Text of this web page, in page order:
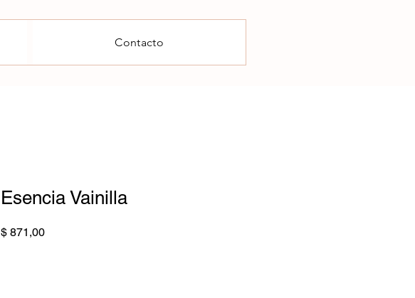
Contacto
Esencia Vainilla
$ 871,00Precio